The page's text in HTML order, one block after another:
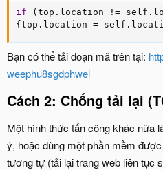
if (top . location != self .
{top . location = self .
Bạn có thể tải đoạn mã trên tại:
weephu8sgdphwel
Cách 2: Chống tải lại
Một hình thức tấn công khác nữa
ý, hoặc dùng một phần mềm
tương tự (tải lại trang web liên tục